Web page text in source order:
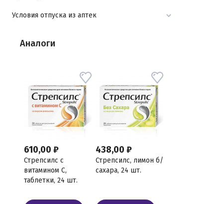
Условия отпуска из аптек
Аналоги
610,00 ₽
Стрепсилс с
витамином С,
таблетки, 24 шт.
438,00 ₽
Стрепсилс, лимон б/
сахара, 24 шт.